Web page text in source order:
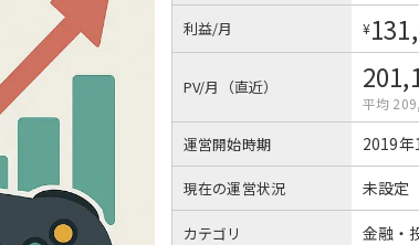
利益/月 ¥
PV/月（直近）
平均
運営開始時期 2019年
現在の運営状況 未設定
カテゴリ 金融・